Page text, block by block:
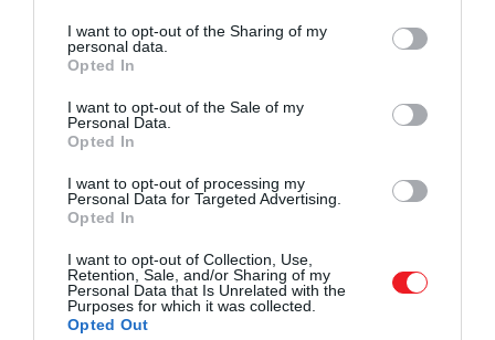
not limited to your visit or usage behaviour. You may click to
grant or deny consent to Google and its third-party tags to
use your data for below specified purposes in below Google
consent section.
I want to opt-out of the Sharing of my
personal data.
Opted In
I want to opt-out of the Sale of my
Personal Data.
Opted In
I want to opt-out of processing my
Personal Data for Targeted Advertising.
Opted In
I want to opt-out of Collection, Use,
Retention, Sale, and/or Sharing of my
Personal Data that Is Unrelated with the
Purposes for which it was collected.
Opted Out